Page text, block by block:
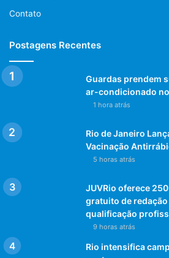
Contato
Postagens Recentes
Guardas prendem
ar-condicionado
1 hora atrás
Rio de Janeiro
Vacinação
5 horas atrás
JUVRio oferece
gratuito de
qualificação
9 horas atrás
Rio intensifica